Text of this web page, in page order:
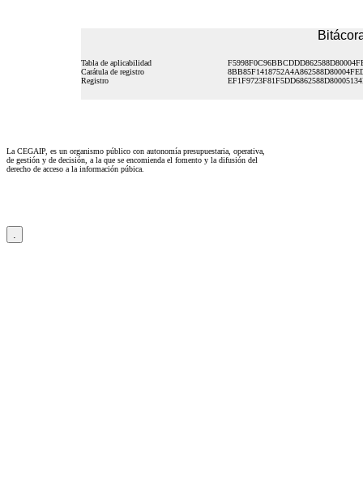
Tabla de aplicabilidad
Carátula de registro
Registro
La CEGAIP, es un organismo público con autonomía presupuestaria, operativa,
de gestión y de decisión, a la que se encomienda el fomento y la difusión del
derecho de acceso a la información púbica.